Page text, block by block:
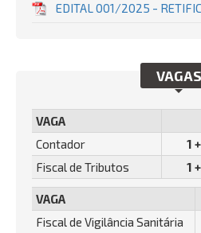
EDITAL 001/2025 -
VAGAS
VAGA
Contador
1
Fiscal de Tributos
1
VAGA
Fiscal de Vigilância Sanitária